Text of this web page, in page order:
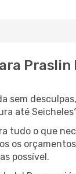
Praslin
sem
até
tudo o que
os
possível.